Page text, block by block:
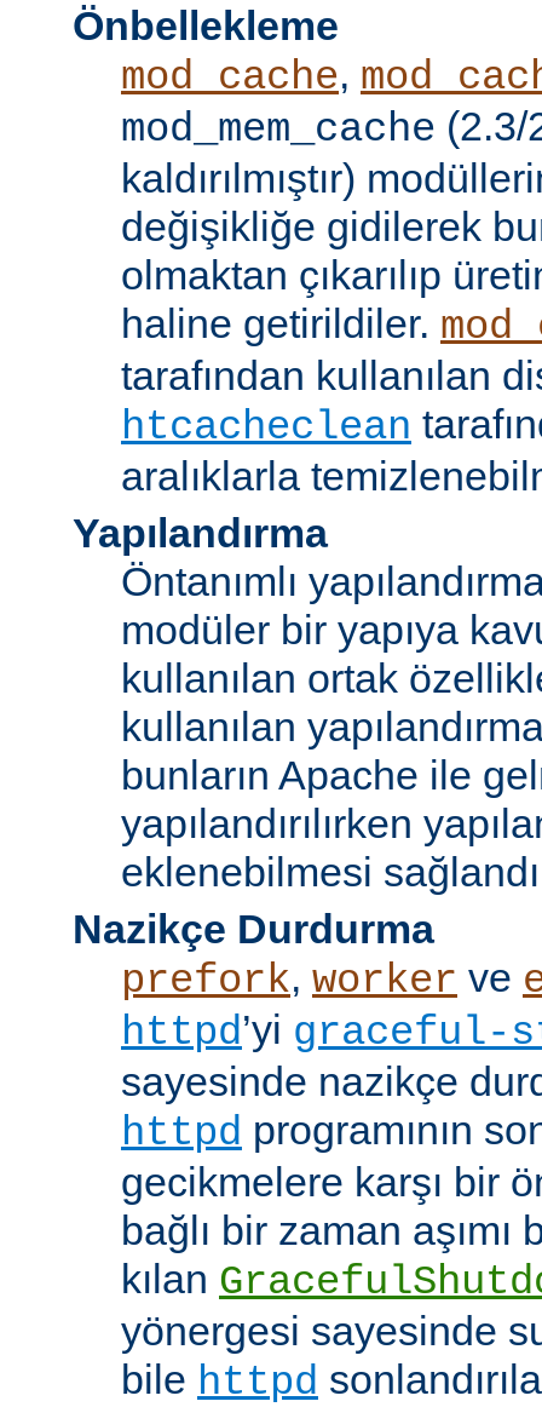
Önbellekleme
mod_cache,
mod_mem_cache (2.3/
kaldırılmıştır)
değişikliğe gidilerek
olmaktan çıkarılıp
haline getirildiler.
tarafından kullanılan
htcacheclean
aralıklarla
Yapılandırma
Öntanımlı
modüler bir yapıya
kullanılan ortak
kullanılan
bunların Apache ile
yapılandırılırken
eklenebilmesi
Nazikçe Durdurma
prefork, worker ve
httpd’yi graceful-
sayesinde nazikçe
httpd programının
gecikmelere karşı bir
bağlı bir zaman
kılan
yönergesi sayesinde
bile httpd